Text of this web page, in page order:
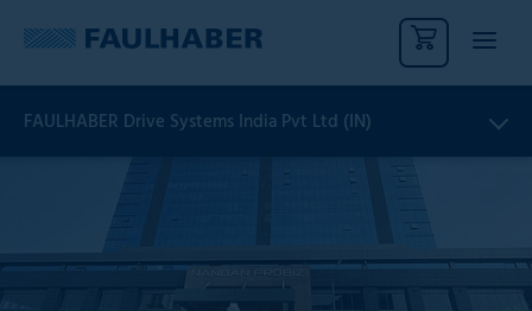
FAULHABER Drive Systems India Pvt Ltd (IN)